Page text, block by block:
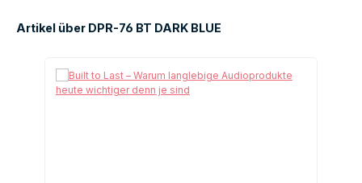
Artikel über DPR-76 BT DARK BLUE